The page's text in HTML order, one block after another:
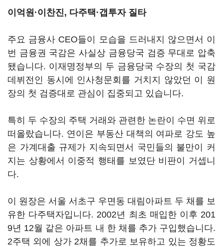
이억원·이찬진, 다주택·갭투자 질타
주요 금융사 CEO들이 모습을 드러내지 않으면서 이
번 금융권 국감은 사실상 금융당국 검증 무대로 압축
됐습니다. 이재명정부의 두 금융당국 수장의 첫 국감
데뷔전인 동시에 인사청문회를 거치지 않았던 이 원
장의 첫 검증대로 관심이 집중되고 있습니다.
특히 두 수장의 주택 거래와 관련한 논란이 수면 위로
떠올랐습니다. 연이은 부동산 대책의 여파로 강도 높
은 가계대출 규제가 지속되면서 국민들의 불만이 커
지는 상황에서 이중적 행태를 보였단 비판이 거셉니
다.
이 원장은 서울 서초구 우면동 대림아파트 두 채를 보
유한 다주택자입니다. 2002년 최초 매입한 이후 201
9년 12월 같은 아파트 내 한 채를 추가 구입했습니다.
2주택 외에 상가 2채를 추가로 보유하고 있는 정황도